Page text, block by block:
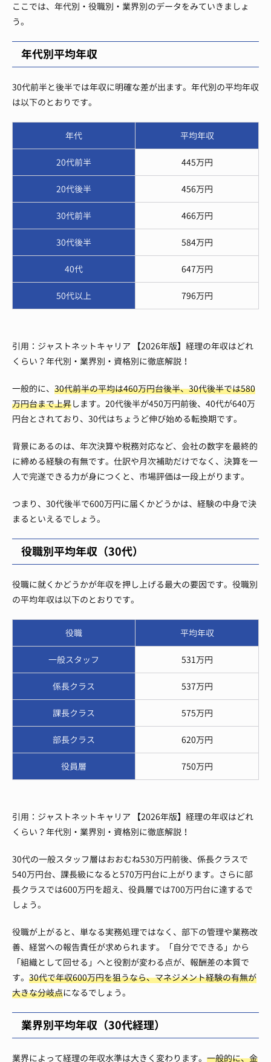
ここでは、年代別・役職別・業界別のデータをみていきましょ
う。
年代別平均年収
30代前半と後半では年収に明確な差が出ます。年代別の平均年収
は以下のとおりです。
年代 平均年収
20代前半 445万円
20代後半 456万円
30代前半 466万円
30代後半 584万円
40代 647万円
50代以上 796万円
引用：ジャストネットキャリア 【2026年版】経理の年収はどれ
くらい？年代別・業界別・資格別に徹底解説！
一般的に、 30代前半の平均は460万円台後半、30代後半では580
万円台まで上昇します。20代後半が450万円前後、40代が640万
円台とされており、30代はちょうど伸び始める転換期です。
背景にあるのは、年次決算や税務対応など、会社の数字を最終的
に締める経験の有無です。仕訳や月次補助だけでなく、決算を一
人で完遂できる力が身につくと、市場評価は一段上がります。
つまり、30代後半で600万円に届くかどうかは、経験の中身で決
まるといえるでしょう。
役職別平均年収（30代）
役職に就くかどうかが年収を押し上げる最大の要因です。役職別
の平均年収は以下のとおりです。
役職 平均年収
一般スタッフ 531万円
係長クラス 537万円
課長クラス 575万円
部長クラス 620万円
役員層 750万円
引用：ジャストネットキャリア 【2026年版】経理の年収はどれ
くらい？年代別・業界別・資格別に徹底解説！
30代の一般スタッフ層はおおむね530万円前後、係長クラスで
540万円台、課長級になると570万円台に上がります。さらに部
長クラスでは600万円を超え、役員層では700万円台に達するで
しょう。
役職が上がると、単なる実務処理ではなく、部下の管理や業務改
善、経営への報告責任が求められます。「自分でできる」から
「組織として回せる」へと役割が変わる点が、報酬差の本質で
す。 30代で年収600万円を狙うなら、マネジメント経験の有無が
大きな分岐点になるでしょう。
業界別平均年収（30代経理）
業界によって経理の年収水準は大きく変わります。 一般的に、金